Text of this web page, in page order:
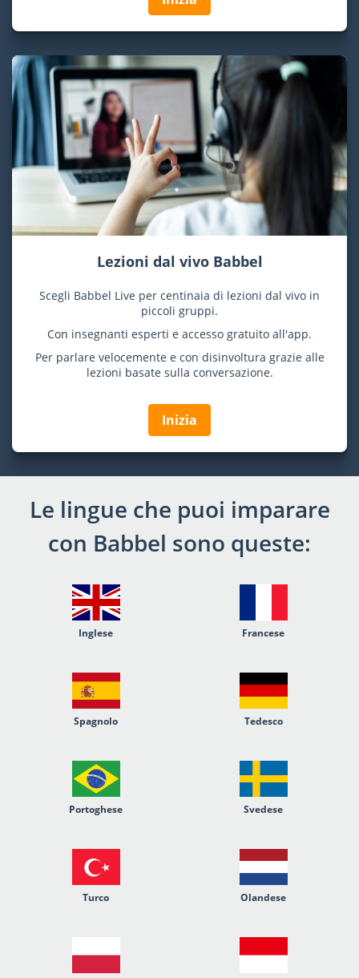
Lezioni dal vivo Babbel
Scegli Babbel Live per centinaia di lezioni dal vivo in
piccoli gruppi.
Con insegnanti esperti e accesso gratuito all'app.
Per parlare velocemente e con disinvoltura grazie alle
lezioni basate sulla conversazione.
Inizia
Le lingue che puoi imparare
con Babbel sono queste:
Inglese Francese
Spagnolo Tedesco
Portoghese Svedese
Turco Olandese